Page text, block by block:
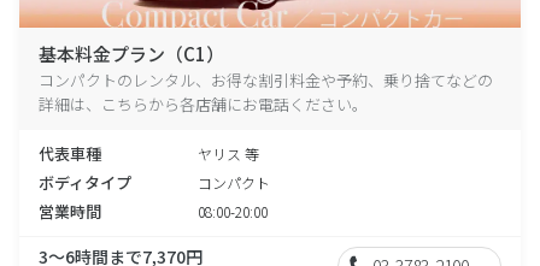
基本料金プラン（C1）
コンパクトのレンタル、お得な割引料金や予約、乗り捨てなどの
詳細は、こちらから各店舗にお電話ください。
代表車種 ヤリス 等
ボディタイプ コンパクト
営業時間 08:00-20:00
3～6時間まで7,370円